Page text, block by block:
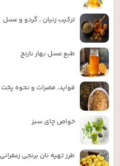
ترکیب زنیان ، گردو و عسل
طبع عسل بهار نارنج
فواید، مضرات و نحوه
خواص چای سبز
طرز تهیه نان برنجی